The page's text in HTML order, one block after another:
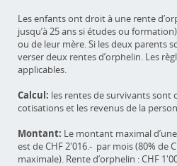
Les enfants ont droit à une rente
jusqu’à 25 ans si études ou
ou de leur mère. Si les deux parents
verser deux rentes d’orphelin. Les
applicables.
Calcul: les rentes de survivants sont
cotisations et les revenus de la
Montant: Le montant maximal
est de CHF 2'016.- par mois (80% de
maximale). Rente d’orphelin : CHF